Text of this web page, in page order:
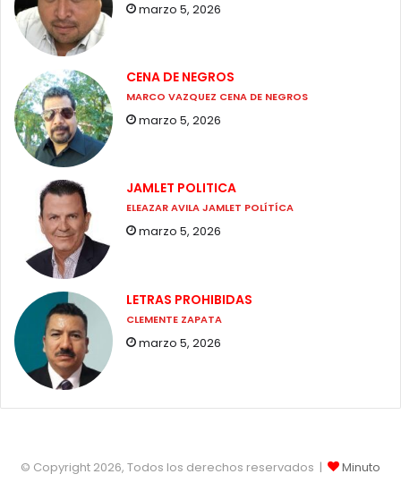
marzo 5, 2026
CENA DE NEGROS
MARCO VAZQUEZ CENA DE NEGROS
marzo 5, 2026
JAMLET POLITICA
ELEAZAR AVILA JAMLET POLÍTÍCA
marzo 5, 2026
LETRAS PROHIBIDAS
CLEMENTE ZAPATA
marzo 5, 2026
© Copyright 2026, Todos los derechos reservados |
Minuto